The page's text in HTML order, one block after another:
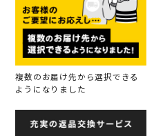
複数のお届け先から選択できる
ようになりました